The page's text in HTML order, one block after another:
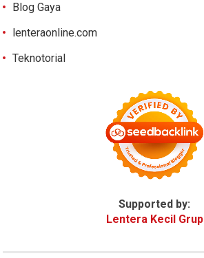
Blog Gaya
lenteraonline.com
Teknotorial
Supported by:
Lentera Kecil Grup